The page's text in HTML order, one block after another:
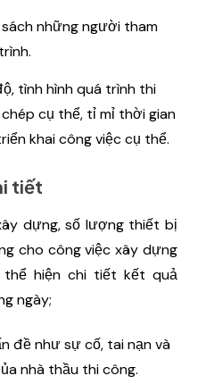
những người tham
tình hình quá trình thi
cụ thể, tỉ mỉ thời gian
khai công việc cụ thể.
tiết
dựng, số lượng thiết bị
cho công việc xây dựng
thể hiện chi tiết kết quả
ngày;
đề như sự cố, tai nạn và
nhà thầu thi công.